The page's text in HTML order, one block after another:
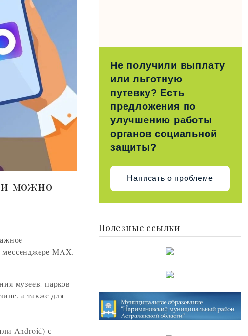
можно
MAX.
музеев, парков
а также для
Android) с
Не получили выплату
или льготную
путевку? Есть
предложения по
улучшению работы
органов социальной
защиты?
Написать о проблеме
Полезные ссылки